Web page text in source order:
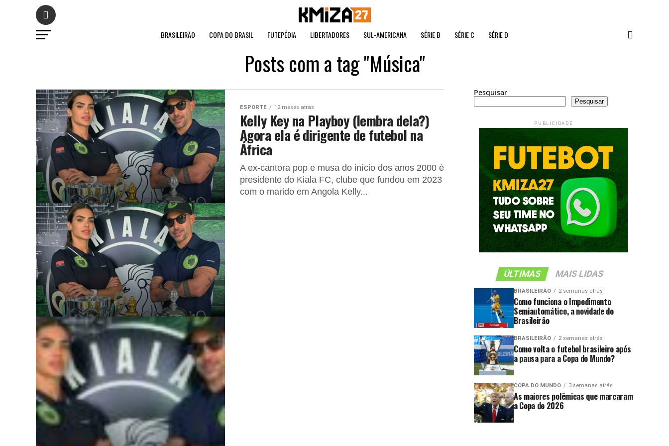
BRASILEIRÃO COPA DO BRASIL FUTEPÉDIA LIBERTADORES SUL-AMERICANA SÉRIE B SÉRIE C SÉRIE D
Posts com a tag "Música"
ESPORTE 12 meses atrás
Kelly Key na Playboy (lembra dela?)
Agora ela é dirigente de futebol na
África
A ex-cantora pop e musa do início dos anos 2000 é
presidente do Kiala FC, clube que fundou em 2023
com o marido em Angola Kelly...
Pesquisar
Pesquisar
PUBLICIDADE
ÚLTIMAS MAIS LIDAS
BRASILEIRÃO 2 semanas atrás
Como funciona o Impedimento
Semiautomático, a novidade do
Brasileirão
BRASILEIRÃO 2 semanas atrás
Como volta o futebol brasileiro após
a pausa para a Copa do Mundo?
COPA DO MUNDO 3 semanas atrás
As maiores polêmicas que marcaram
a Copa de 2026